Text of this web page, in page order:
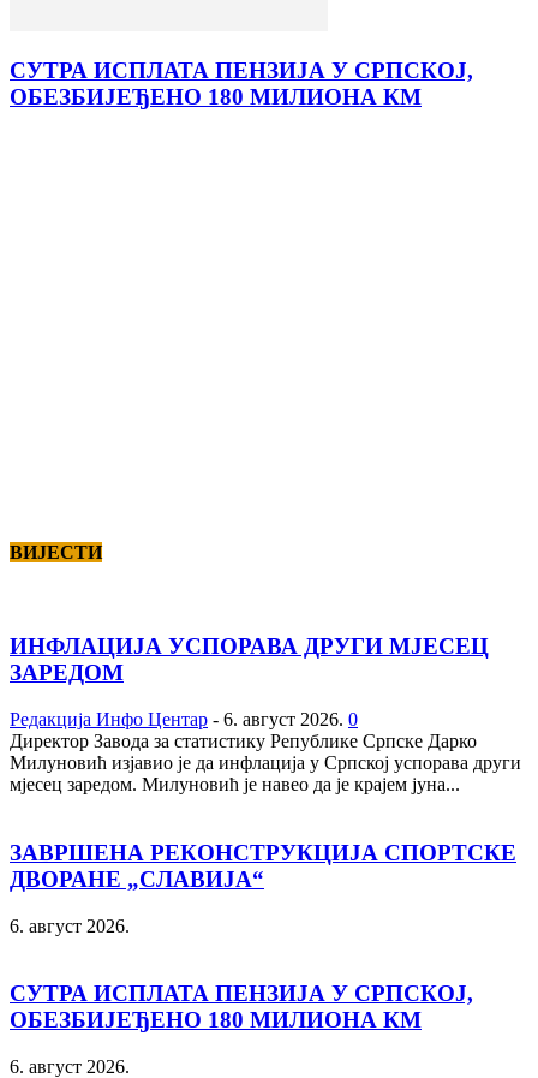
СУТРА ИСПЛАТА ПЕНЗИЈА У СРПСКОЈ,
ОБЕЗБИЈЕЂЕНО 180 МИЛИОНА КМ
ВИЈЕСТИ
ИНФЛАЦИЈА УСПОРАВА ДРУГИ МЈЕСЕЦ
ЗАРЕДОМ
Редакција Инфо Центар - 6. август 2026. 0
Директор Завода за статистику Републике Српске Дарко
Милуновић изјавио је да инфлација у Српској успорава други
мјесец заредом. Милуновић је навео да је крајем јуна...
ЗАВРШЕНА РЕКОНСТРУКЦИЈА СПОРТСКЕ
ДВОРАНЕ „СЛАВИЈА“
6. август 2026.
СУТРА ИСПЛАТА ПЕНЗИЈА У СРПСКОЈ,
ОБЕЗБИЈЕЂЕНО 180 МИЛИОНА КМ
6. август 2026.